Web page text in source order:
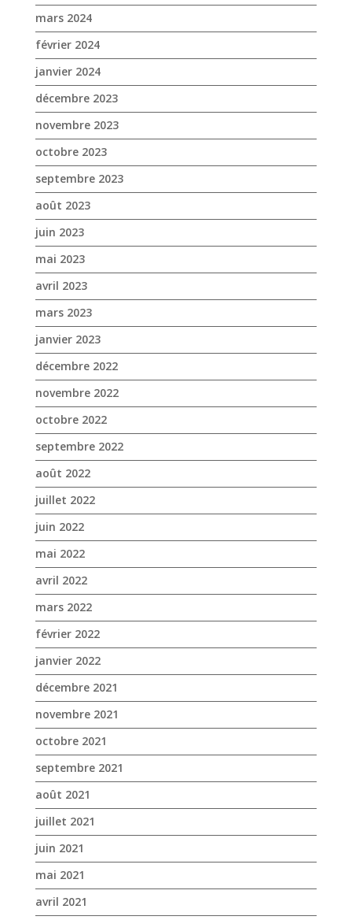
mars 2024
février 2024
janvier 2024
décembre 2023
novembre 2023
octobre 2023
septembre 2023
août 2023
juin 2023
mai 2023
avril 2023
mars 2023
janvier 2023
décembre 2022
novembre 2022
octobre 2022
septembre 2022
août 2022
juillet 2022
juin 2022
mai 2022
avril 2022
mars 2022
février 2022
janvier 2022
décembre 2021
novembre 2021
octobre 2021
septembre 2021
août 2021
juillet 2021
juin 2021
mai 2021
avril 2021